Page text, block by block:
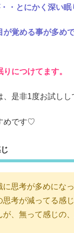
・とにかく深い眠
が覚める事が多め
につけてます。
是非1度お試しし
めです♡
に思考が多めにな
思考が減ってる感
が、無って感じの